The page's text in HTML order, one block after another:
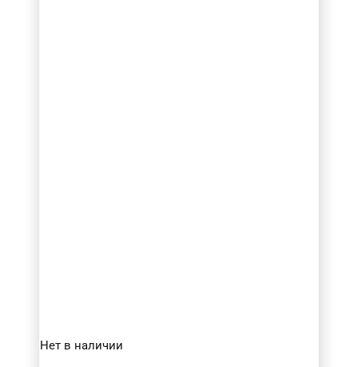
Нет в наличии